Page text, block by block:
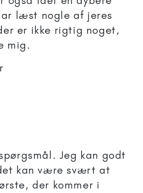
læst nogle af jeres
er ikke rigtig noget,
mig.
Jeg kan godt
kan være svært at
der kommer i